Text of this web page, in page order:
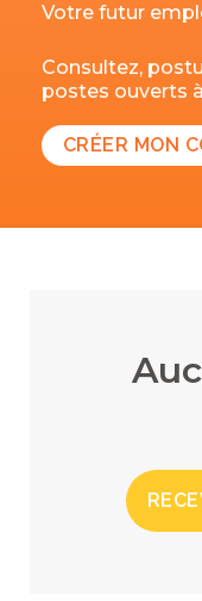
Votre futur
Consultez,
postes ouverts
CRÉER MON